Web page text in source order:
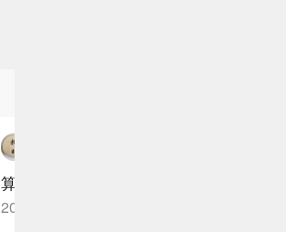
算准了:有血光之灾
2025-12-13